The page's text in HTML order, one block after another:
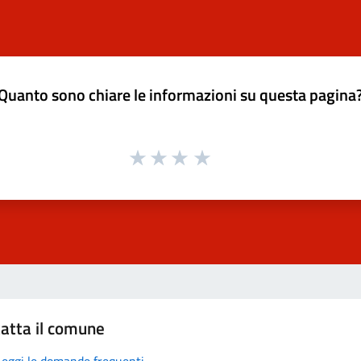
sono chiare le informazioni su questa
il comune